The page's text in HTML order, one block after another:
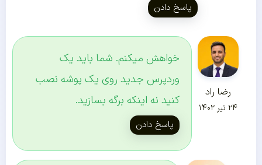
پاسخ دادن
رضا راد
۲۴ تیر ۱۴۰۲
خواهش میکنم. شما باید یک
وردپرس جدید روی یک پوشه نصب
کنید نه اینکه برگه بسازید.
پاسخ دادن